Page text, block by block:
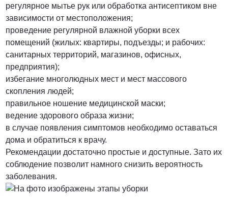
регулярное мытье рук или обработка антисептиком вне
зависимости от местоположения;
проведение регулярной влажной уборки всех
помещений (жилых: квартиры, подъезды; и рабочих:
санитарных территорий, магазинов, офисных,
предприятия);
избегание многолюдных мест и мест массового
скопления людей;
правильное ношение медицинской маски;
ведение здорового образа жизни;
в случае появления симптомов необходимо оставаться
дома и обратиться к врачу.
Рекомендации достаточно простые и доступные. Зато их
соблюдение позволит намного снизить вероятность
заболевания.